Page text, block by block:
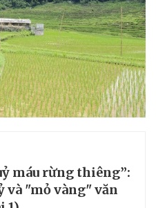
máu rừng thiêng”:
và "mỏ vàng" văn